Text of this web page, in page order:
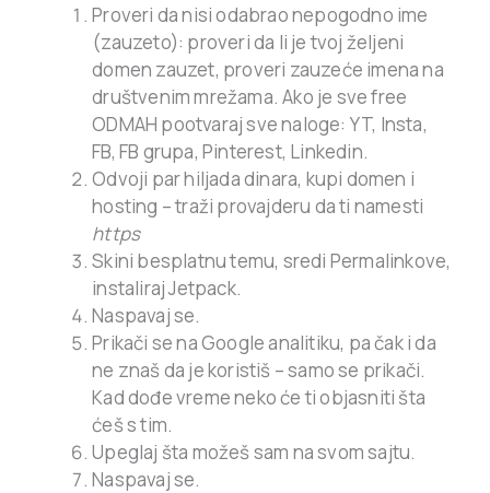
Proveri da nisi odabrao nepogodno ime
(zauzeto): proveri da li je tvoj željeni
domen zauzet, proveri zauzeće imena na
društvenim mrežama. Ako je sve free
ODMAH pootvaraj sve naloge: YT, Insta,
FB, FB grupa, Pinterest, Linkedin.
Odvoji par hiljada dinara, kupi domen i
hosting – traži provajderu da ti namesti
https
Skini besplatnu temu, sredi Permalinkove,
instaliraj Jetpack.
Naspavaj se.
Prikači se na Google analitiku, pa čak i da
ne znaš da je koristiš – samo se prikači.
Kad dođe vreme neko će ti objasniti šta
ćeš s tim.
Upeglaj šta možeš sam na svom sajtu.
Naspavaj se.